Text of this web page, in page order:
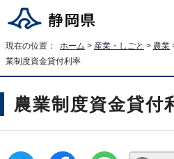
現在の位置： ホーム > 産業・しごと > 農業
業制度資金貸付利率
農業制度資金貸付